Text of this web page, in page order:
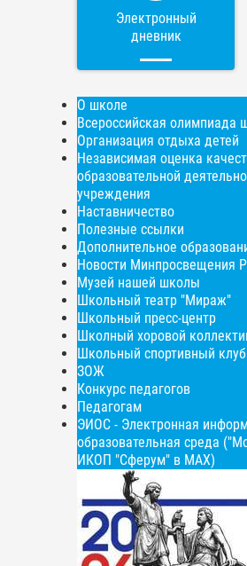
Электронный
дневник
О школе
Всероссийская олимпиада
Организация отдыха детей
Независимая оценка
образовательной
учреждения
Наставничество
Полезные ссылки
Дополнительное
Новости Минпросвещения
Музей нашей школы
Школьный театр "Мираж"
Школьный пресс-центр
Школный хоровой
Школьный спортивный клуб
ЗОЖ
Конкурс педагогов
Педагогам
ЭИОС - Электронная
образовательная среда
ИКОП "Сферум" в МАХ)